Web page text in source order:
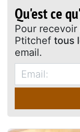
Qu'est ce
Pour recevoir
Ptitchef tous
email.